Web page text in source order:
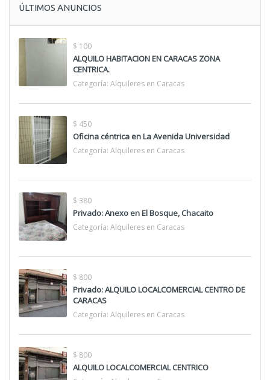
ÚLTIMOS ANUNCIOS
$ 100
ALQUILO HABITACION EN CARACAS ZONA
CENTRICA.
Categoría: Alquileres en Caracas
$ 450
Oficina céntrica en La Avenida Universidad
Categoría: Alquileres en Caracas
$ 380
Privado: Anexo en El Bosque, Chacaito
Categoría: Alquileres en Caracas
$ 800
Privado: ALQUILO LOCALCOMERCIAL CENTRO DE
CARACAS
Categoría: Alquileres en Caracas
$ 800
ALQUILO LOCALCOMERCIAL CENTRICO